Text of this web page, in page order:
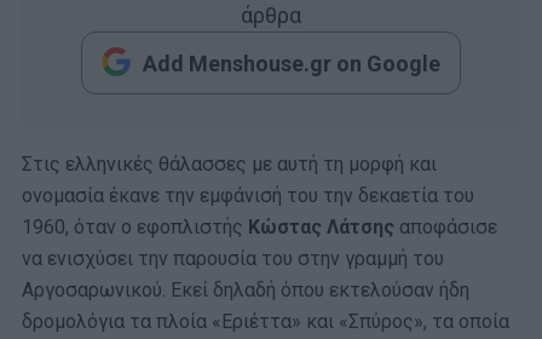
άρθρα
Add Menshouse.gr on Google
Στις ελληνικές θάλασσες με αυτή τη μορφή και
ονομασία έκανε την εμφάνισή του την δεκαετία του
1960, όταν ο εφοπλιστής Κώστας Λάτσης αποφάσισε
να ενισχύσει την παρουσία του στην γραμμή του
Αργοσαρωνικού. Εκεί δηλαδή όπου εκτελούσαν ήδη
δρομολόγια τα πλοία «Εριέττα» και «Σπύρος», τα οποία